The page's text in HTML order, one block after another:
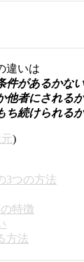
違いは
件があるかな
他者にされるか
ち続けられる
)
3つの方法
特徴
方法